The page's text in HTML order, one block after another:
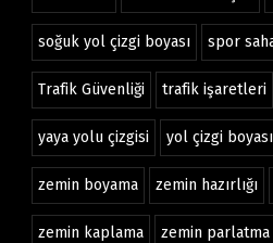
soğuk yol çizgi boyası spor
Trafik Güvenliği trafik işaretleri
yaya yolu çizgisi yol çizgi boyası
zemin boyama zemin hazırlığı
zemin kaplama zemin parlatma